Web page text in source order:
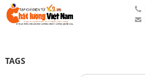
TAGS